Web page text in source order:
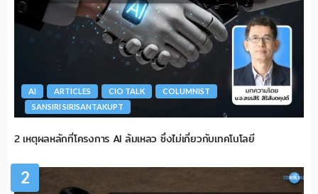
AI ARTICLES CIO TALK
COLUMNIST
SANSIRI SIRISANTAKUPT
2 เหตุผลหลักที่โครงการ AI ล้มเหลว ซึ่งไม่เกี่ยวกับเทคโนโลยี
2